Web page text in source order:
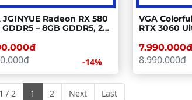
JGINYUE Radeon RX 580
– 8GB GDDR5, 2
-14%
VGA
RTX 3060
Ampere
7.990.000đ
8.990.000đ
/ 2 1 2 Next Last